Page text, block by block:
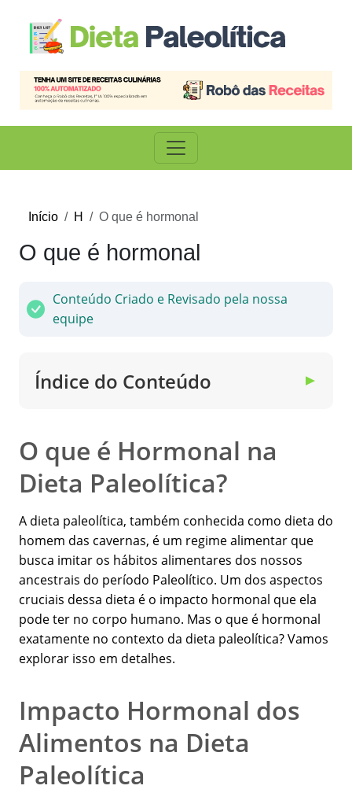
Início H O que é hormonal
O que é hormonal
Conteúdo Criado e Revisado pela nossa
equipe
Índice do Conteúdo ▼
O que é Hormonal na
Dieta Paleolítica?
A dieta paleolítica, também conhecida como dieta do
homem das cavernas, é um regime alimentar que
busca imitar os hábitos alimentares dos nossos
ancestrais do período Paleolítico. Um dos aspectos
cruciais dessa dieta é o impacto hormonal que ela
pode ter no corpo humano. Mas o que é hormonal
exatamente no contexto da dieta paleolítica? Vamos
explorar isso em detalhes.
Impacto Hormonal dos
Alimentos na Dieta
Paleolítica